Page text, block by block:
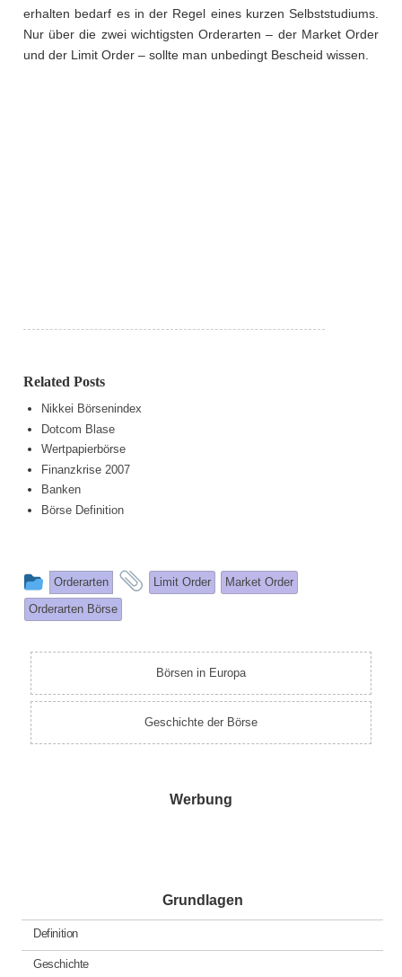
erhalten bedarf es in der Regel eines kurzen Selbststudiums.
Nur über die zwei wichtigsten Orderarten – der Market Order
und der Limit Order – sollte man unbedingt Bescheid wissen.
Related Posts
Nikkei Börsenindex
Dotcom Blase
Wertpapierbörse
Finanzkrise 2007
Banken
Börse Definition
This
entry
was
posted
Orderarten
and
Limit Order
Market Order
Orderarten Börse
Börsen in Europa
Geschichte der Börse
Werbung
Grundlagen
Definition
Geschichte